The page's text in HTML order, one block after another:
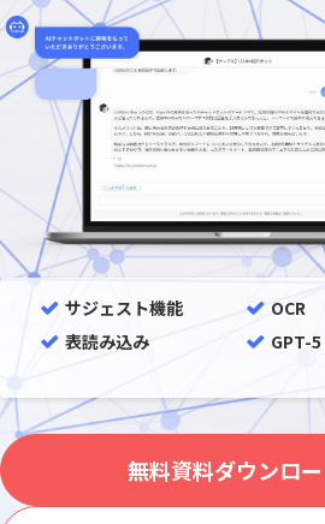
サジェスト機能
OCR
表読み込み
GPT-5
無料資料ダウンロ